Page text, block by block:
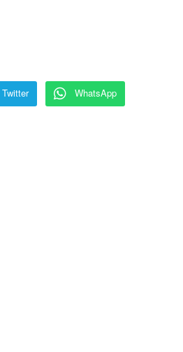
Twitter WhatsApp